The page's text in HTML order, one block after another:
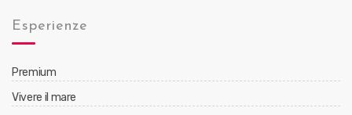
Esperienze
Premium
Vivere il mare